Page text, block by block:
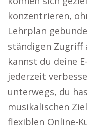
konzentrieren,
Lehrplan
ständigen Zugriff
kannst du deine
jederzeit
unterwegs, du
musikalischen
flexiblen Online-